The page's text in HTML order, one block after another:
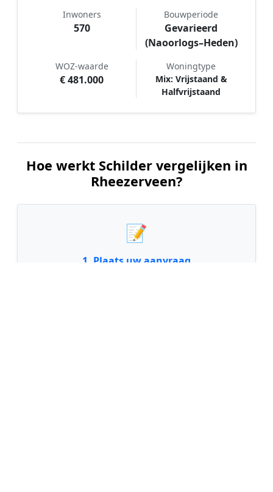
Inwoners
570
Bouwperiode
Gevarieerd
(Naoorlogs–Heden)
WOZ-waarde
€ 481.000
Woningtype
Mix: Vrijstaand &
Halfvrijstaand
Hoe werkt Schilder vergelijken in
Rheezerveen?
📝
1. Plaats uw aanvraag